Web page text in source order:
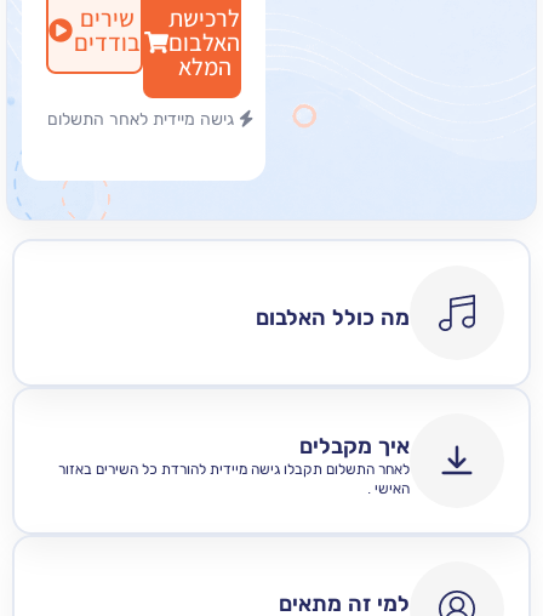
שירים
בודדים
גישה מיידית לאחר התשלום
מה כולל האלבום
איך מקבלים
לאחר התשלום תקבלו גישה מיידית להורדת כל השירים באזור
למי זה מתאים